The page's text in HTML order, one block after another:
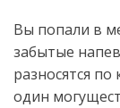
Вы попали в
забытые
разносятся
один